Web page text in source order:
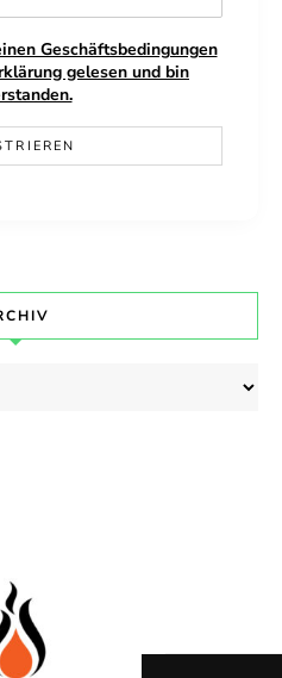
Geschäftsbedingungen
gelesen und bin